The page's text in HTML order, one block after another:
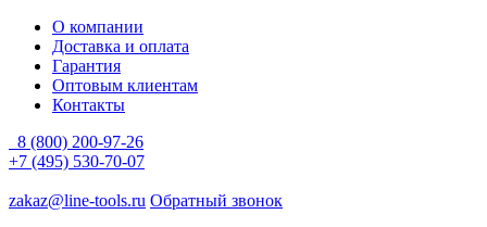
О компании
Доставка и оплата
Гарантия
Оптовым клиентам
Контакты
8 (800) 200-97-26
+7 (495) 530-70-07
zakaz@line-tools.ru Обратный звонок